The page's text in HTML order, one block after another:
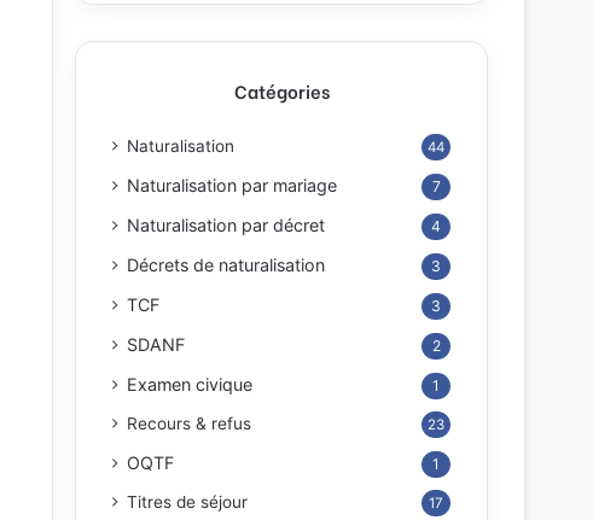
Catégories
Naturalisation 44
Naturalisation par mariage 7
Naturalisation par décret 4
Décrets de naturalisation 3
TCF 3
SDANF 2
Examen civique 1
Recours & refus 23
OQTF 1
Titres de séjour 17